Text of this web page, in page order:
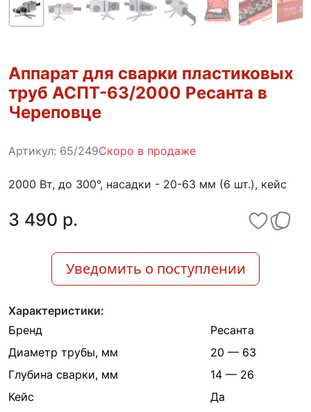
Аппарат для сварки пластиковых
труб АСПТ-63/2000 Ресанта в
Череповце
Артикул: 65/249Скоро в продаже
2000 Вт, до 300°, насадки - 20-63 мм (6 шт.), кейс
3 490 p.
Уведомить о поступлении
Характеристики:
Бренд
Ресанта
Диаметр трубы, мм
20 — 63
Глубина сварки, мм
14 — 26
Кейс
Да